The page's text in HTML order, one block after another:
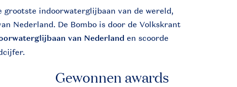
grootste indoorwaterglijbaan van de wereld,
Nederland. De Bombo is door de Volkskrant
van Nederland en scoorde
Gewonnen awards